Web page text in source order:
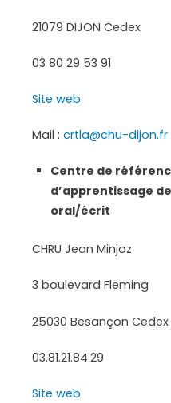
21079 DIJON Cedex
03 80 29 53 91
Site web
Mail : crtla@chu-dijon.fr
Centre de
d’apprentissage
oral/écrit
CHRU Jean Minjoz
3 boulevard Fleming
25030 Besançon Cedex
03.81.21.84.29
Site web